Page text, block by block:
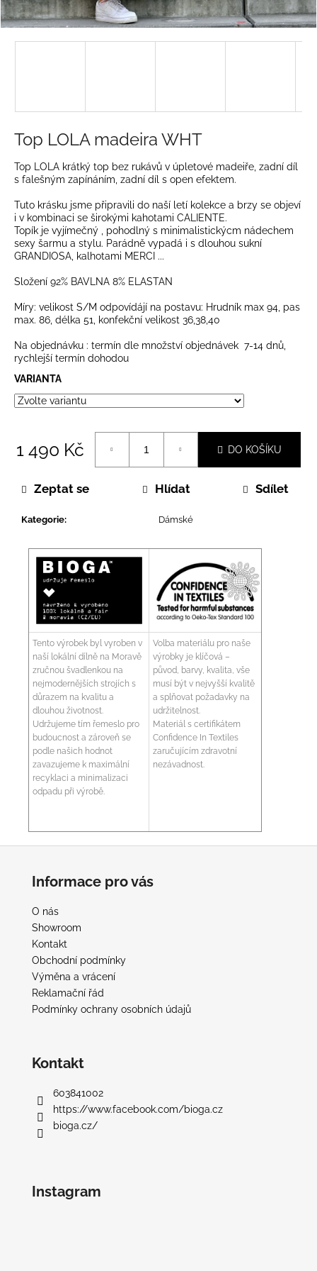
Top LOLA madeira WHT
Top LOLA krátký top bez rukávů v úpletové madeiře, zadní díl
s falešným zapínáním, zadní díl s open efektem.
Tuto krásku jsme připravili do naší letí kolekce a brzy se objeví
i v kombinaci se širokými kahotami CALIENTE.
Topík je vyjímečný , pohodlný s minimalistickýcm nádechem
sexy šarmu a stylu. Parádně vypadá i s dlouhou sukní
GRANDIOSA, kalhotami MERCI ...
Složení 92% BAVLNA 8% ELASTAN
Míry: velikost S/M odpovídájí na postavu: Hrudník max 94, pas
max. 86, délka 51, konfekční velikost 36,38,40
Na objednávku : termín dle množství objednávek 7-14 dnů,
rychlejší termín dohodou
VARIANTA
1 490 Kč
cena:
DO KOŠÍKU
Kategorie: Dámské
Zeptat se Hlídat Sdílet
Tento výrobek byl vyroben v
naší lokální dílně na Moravě
zručnou švadlenkou na
nejmodernějších strojích s
důrazem na kvalitu a
dlouhou životnost.
Udržujeme tím řemeslo pro
budoucnost a zároveň se
podle našich hodnot
zavazujeme k maximální
recyklaci a minimalizaci
odpadu při výrobě.
Volba materiálu pro naše
výrobky je klíčová –
původ, barvy, kvalita, vše
musí být v nejvyšší kvalitě
a splňovat požadavky na
udržitelnost.
Materiál s certifikátem
Confidence In Textiles
zaručujícím zdravotní
nezávadnost.
a
j
HLEDAT
D
o
p
o
r
u
č
j
e
m
e
Informace pro vás
O nás
Showroom
Kontakt
Obchodní podmínky
Výměna a vrácení
Reklamační řád
Podmínky ochrany osobních údajů
Kontakt
603841002
https://www.facebook.com/bioga.cz
bioga.cz/
Instagram